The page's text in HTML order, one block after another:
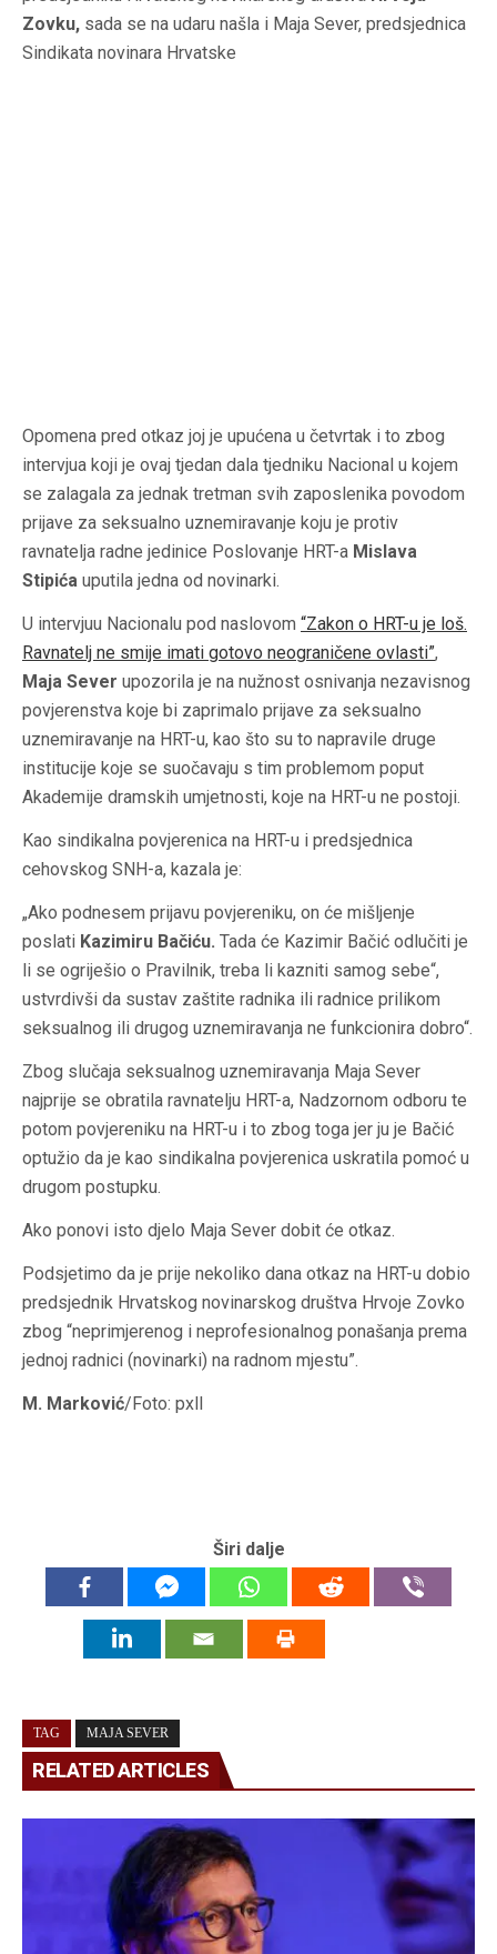
Zovku, sada se na udaru našla i Maja Sever, predsjednica
Sindikata novinara Hrvatske
Opomena pred otkaz joj je upućena u četvrtak i to zbog
intervjua koji je ovaj tjedan dala tjedniku Nacional u kojem
se zalagala za jednak tretman svih zaposlenika povodom
prijave za seksualno uznemiravanje koju je protiv
ravnatelja radne jedinice Poslovanje HRT-a Mislava
Stipića uputila jedna od novinarki.
U intervjuu Nacionalu pod naslovom “Zakon o HRT-u je loš.
Ravnatelj ne smije imati gotovo neograničene ovlasti”,
Maja Sever upozorila je na nužnost osnivanja nezavisnog
povjerenstva koje bi zaprimalo prijave za seksualno
uznemiravanje na HRT-u, kao što su to napravile druge
institucije koje se suočavaju s tim problemom poput
Akademije dramskih umjetnosti, koje na HRT-u ne postoji.
Kao sindikalna povjerenica na HRT-u i predsjednica
cehovskog SNH-a, kazala je:
„Ako podnesem prijavu povjereniku, on će mišljenje
poslati Kazimiru Bačiću. Tada će Kazimir Bačić odlučiti je
li se ogriješio o Pravilnik, treba li kazniti samog sebe“,
ustvrdivši da sustav zaštite radnika ili radnice prilikom
seksualnog ili drugog uznemiravanja ne funkcionira dobro“.
Zbog slučaja seksualnog uznemiravanja Maja Sever
najprije se obratila ravnatelju HRT-a, Nadzornom odboru te
potom povjereniku na HRT-u i to zbog toga jer ju je Bačić
optužio da je kao sindikalna povjerenica uskratila pomoć u
drugom postupku.
Ako ponovi isto djelo Maja Sever dobit će otkaz.
Podsjetimo da je prije nekoliko dana otkaz na HRT-u dobio
predsjednik Hrvatskog novinarskog društva Hrvoje Zovko
zbog “neprimjerenog i neprofesionalnog ponašanja prema
jednoj radnici (novinarki) na radnom mjestu”.
M. Marković/Foto: pxll
Širi dalje
TAG MAJA SEVER
RELATED ARTICLES